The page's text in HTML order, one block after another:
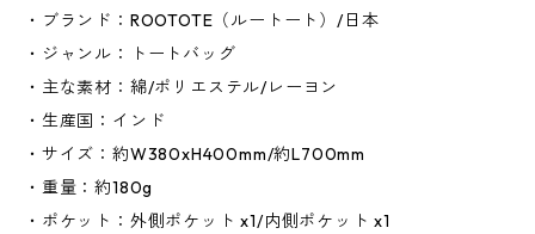
・ブランド：ROOTOTE（ルートート）/日本
・ジャンル：トートバッグ
・主な素材：綿/ポリエステル/レーヨン
・生産国：インド
・サイズ：約W380xH400mm/約L700mm
・重量：約180g
・ポケット：外側ポケット x1/内側ポケット x1